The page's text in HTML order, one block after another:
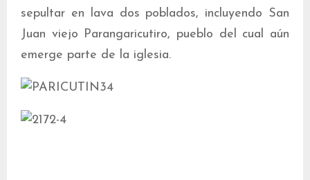
sepultar en lava dos poblados, incluyendo San
Juan viejo Parangaricutiro, pueblo del cual aún
emerge parte de la iglesia.